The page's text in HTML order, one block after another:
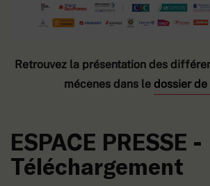
Retrouvez la présentation des
mécènes dans le dossier
ESPACE PRESSE -
Téléchargement